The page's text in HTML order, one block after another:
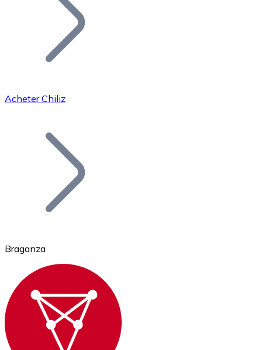
Bitcoin
Ethereum
ETH
Acheter Chiliz
Braganza